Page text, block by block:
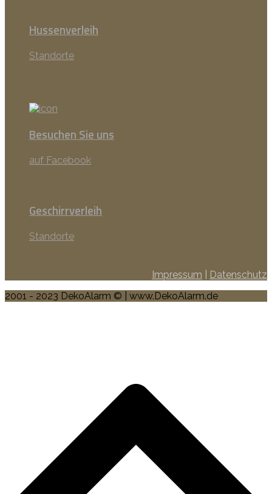
Hussenverleih
Standorte
Besuchen Sie uns
auf Facebook
Geschirrverleih
Standorte
Impressum
Datenschutz
2001 - 2023 DekoAlarm © | www.DekoAlarm.de